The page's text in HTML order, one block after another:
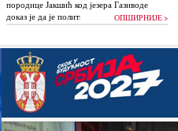
породице Јакшић код језера Газиводе
доказ је да је политика Аљбина Куртија...
ОПШИРНИЈЕ >